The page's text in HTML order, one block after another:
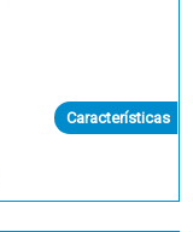
Características